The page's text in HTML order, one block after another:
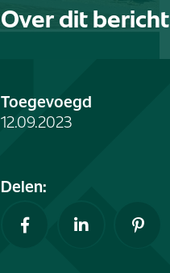
Over dit bericht
Toegevoegd
12.09.2023
Delen: